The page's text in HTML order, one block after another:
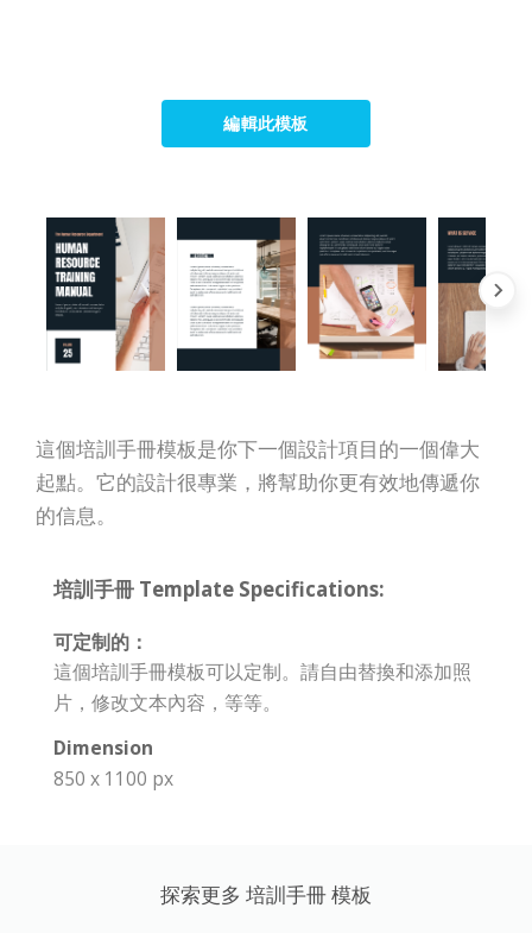
編輯此模板
這個培訓手冊模板是你下一個設計項目的一個偉大
起點。它的設計很專業，將幫助你更有效地傳遞你
的信息。
培訓手冊 Template Specifications:
可定制的：
這個培訓手冊模板可以定制。請自由替換和添加照
片，修改文本內容，等等。
Dimension
850 x 1100 px
探索更多 培訓手冊 模板